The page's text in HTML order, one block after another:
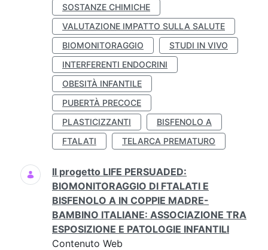
SOSTANZE CHIMICHE
VALUTAZIONE IMPATTO SULLA SALUTE
BIOMONITORAGGIO
STUDI IN VIVO
INTERFERENTI ENDOCRINI
OBESITÀ INFANTILE
PUBERTÀ PRECOCE
PLASTICIZZANTI
BISFENOLO A
FTALATI
TELARCA PREMATURO
Il progetto LIFE PERSUADED:
BIOMONITORAGGIO DI FTALATI E
BISFENOLO A IN COPPIE MADRE-
BAMBINO ITALIANE: ASSOCIAZIONE TRA
ESPOSIZIONE E PATOLOGIE INFANTILI
Contenuto Web